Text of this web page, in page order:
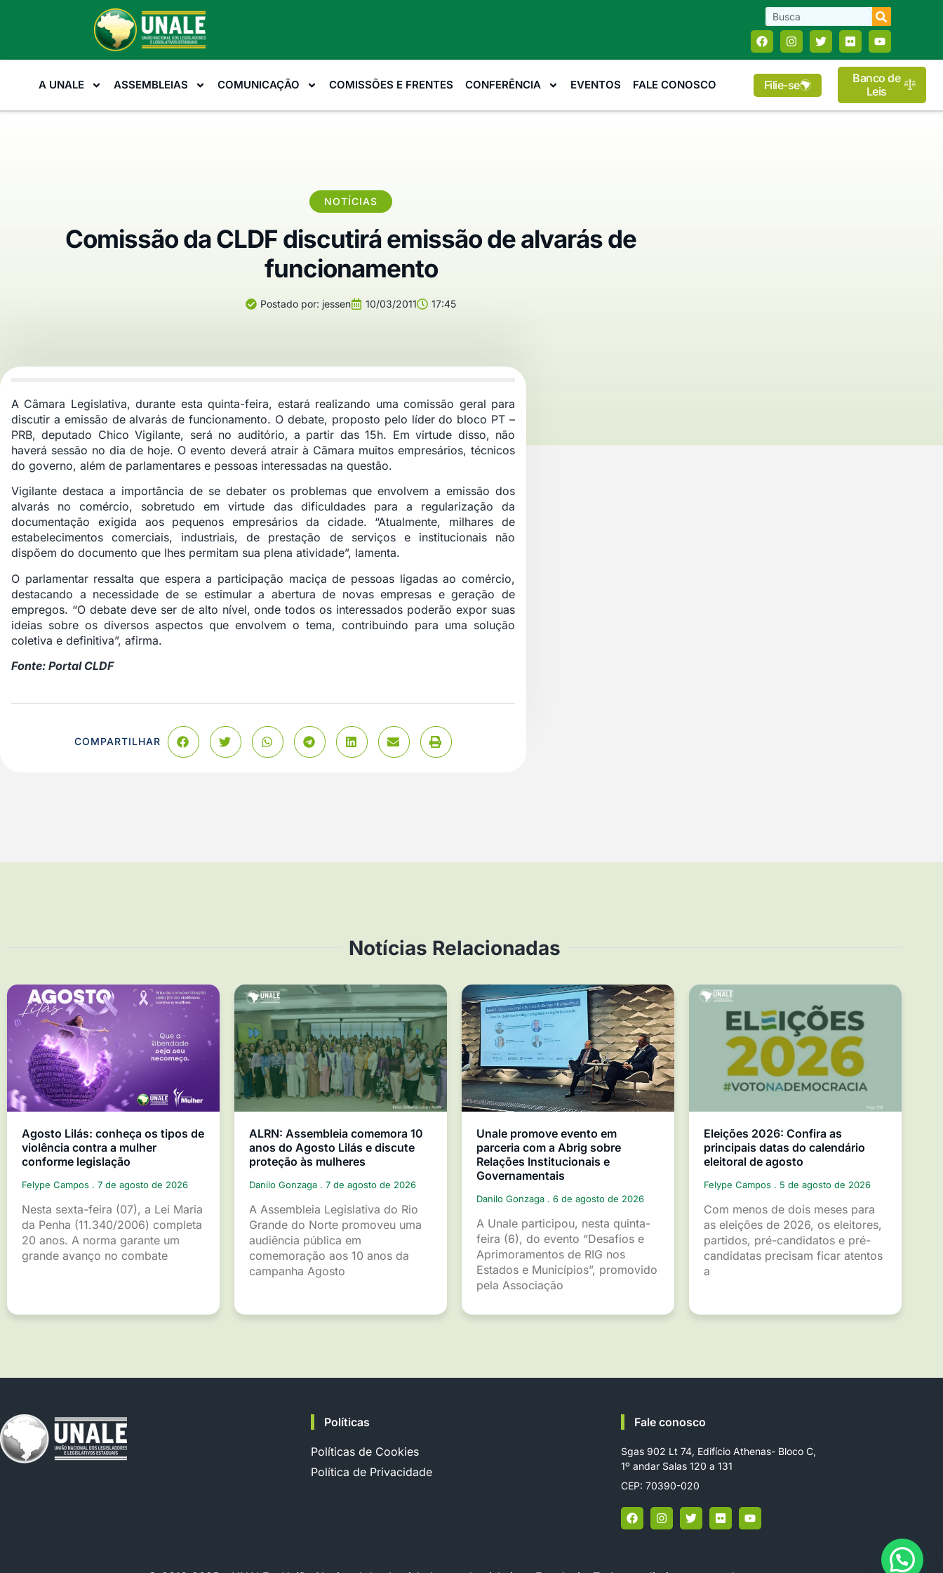
A UNALE ASSEMBLEIAS COMUNICAÇÃO COMISSÕES E FRENTES CONFERÊNCIA EVENTOS FALE CONOSCO Filie-se
Banco de
Leis
NOTÍCIAS
Comissão da CLDF discutirá emissão de alvarás de
funcionamento
Postado por: jessen 10/03/2011 17:45
A Câmara Legislativa, durante esta quinta-feira, estará realizando uma comissão geral para
discutir a emissão de alvarás de funcionamento. O debate, proposto pelo líder do bloco PT –
PRB, deputado Chico Vigilante, será no auditório, a partir das 15h. Em virtude disso, não
haverá sessão no dia de hoje. O evento deverá atrair à Câmara muitos empresários, técnicos
do governo, além de parlamentares e pessoas interessadas na questão.
Vigilante destaca a importância de se debater os problemas que envolvem a emissão dos
alvarás no comércio, sobretudo em virtude das dificuldades para a regularização da
documentação exigida aos pequenos empresários da cidade. “Atualmente, milhares de
estabelecimentos comerciais, industriais, de prestação de serviços e institucionais não
dispõem do documento que lhes permitam sua plena atividade”, lamenta.
O parlamentar ressalta que espera a participação maciça de pessoas ligadas ao comércio,
destacando a necessidade de se estimular a abertura de novas empresas e geração de
empregos. “O debate deve ser de alto nível, onde todos os interessados poderão expor suas
ideias sobre os diversos aspectos que envolvem o tema, contribuindo para uma solução
coletiva e definitiva”, afirma.
Fonte: Portal CLDF
COMPARTILHAR
Notícias Relacionadas
Agosto Lilás: conheça os tipos de
violência contra a mulher
conforme legislação
Felype Campos 7 de agosto de 2026
Nesta sexta-feira (07), a Lei Maria
da Penha (11.340/2006) completa
20 anos. A norma garante um
grande avanço no combate
ALRN: Assembleia comemora 10
anos do Agosto Lilás e discute
proteção às mulheres
Danilo Gonzaga 7 de agosto de 2026
A Assembleia Legislativa do Rio
Grande do Norte promoveu uma
audiência pública em
comemoração aos 10 anos da
campanha Agosto
Unale promove evento em
parceria com a Abrig sobre
Relações Institucionais e
Governamentais
Danilo Gonzaga 6 de agosto de 2026
A Unale participou, nesta quinta-
feira (6), do evento “Desafios e
Aprimoramentos de RIG nos
Estados e Municípios”, promovido
pela Associação
Eleições 2026: Confira as
principais datas do calendário
eleitoral de agosto
Felype Campos 5 de agosto de 2026
Com menos de dois meses para
as eleições de 2026, os eleitores,
partidos, pré-candidatos e pré-
candidatas precisam ficar atentos
a
Políticas
Políticas de Cookies
Política de Privacidade
Fale conosco
Sgas 902 Lt 74, Edifício Athenas- Bloco C,
1º andar Salas 120 a 131
CEP: 70390-020